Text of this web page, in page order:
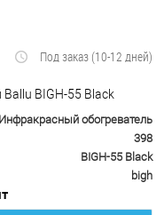
Под заказ (10-12 дней)
BIGH-55 Black
Инфракрасный обогреватель
398
BIGH-55 Black
bigh